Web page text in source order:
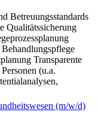
Betreuungsstandards
Qualitätssicherung
Transparente
(u.a.